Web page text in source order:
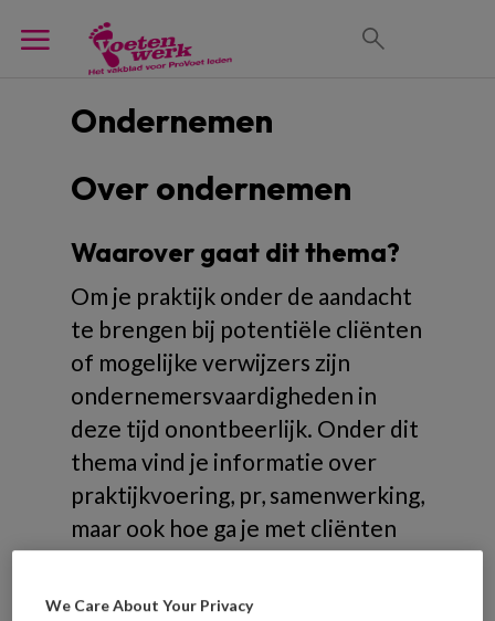
Ondernemen
Over ondernemen
Waarover gaat dit thema?
Om je praktijk onder de aandacht
te brengen bij potentiële cliënten
of mogelijke verwijzers zijn
ondernemersvaardigheden in
deze tijd onontbeerlijk. Onder dit
thema vind je informatie over
praktijkvoering, pr, samenwerking,
maar ook hoe ga je met cliënten
om.
We Care About Your Privacy